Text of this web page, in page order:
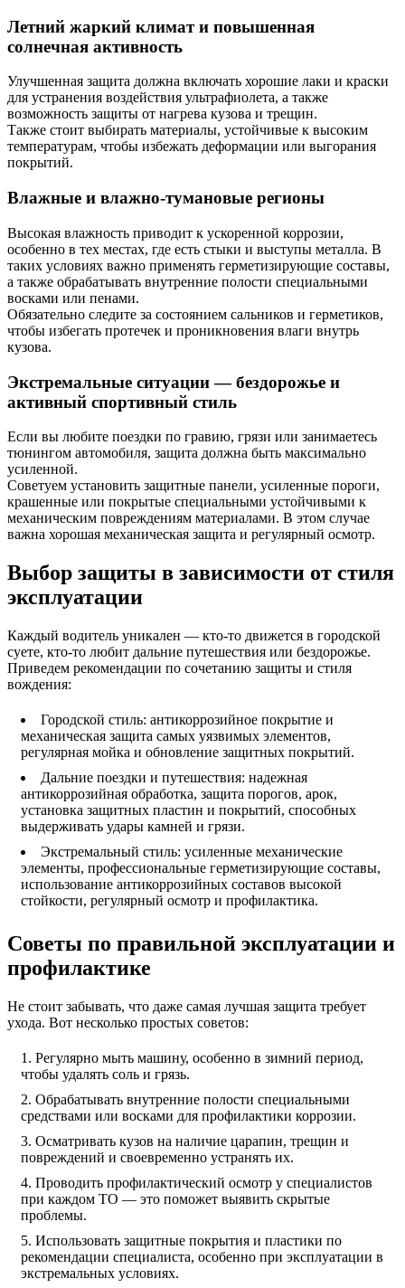
Летний жаркий климат и повышенная
солнечная активность
Улучшенная защита должна включать хорошие лаки и краски
для устранения воздействия ультрафиолета, а также
возможность защиты от нагрева кузова и трещин.
Также стоит выбирать материалы, устойчивые к высоким
температурам, чтобы избежать деформации или выгорания
покрытий.
Влажные и влажно-тумановые регионы
Высокая влажность приводит к ускоренной коррозии,
особенно в тех местах, где есть стыки и выступы металла. В
таких условиях важно применять герметизирующие составы,
а также обрабатывать внутренние полости специальными
восками или пенами.
Обязательно следите за состоянием сальников и герметиков,
чтобы избегать протечек и проникновения влаги внутрь
кузова.
Экстремальные ситуации — бездорожье и
активный спортивный стиль
Если вы любите поездки по гравию, грязи или занимаетесь
тюнингом автомобиля, защита должна быть максимально
усиленной.
Советуем установить защитные панели, усиленные пороги,
крашенные или покрытые специальными устойчивыми к
механическим повреждениям материалами. В этом случае
важна хорошая механическая защита и регулярный осмотр.
Выбор защиты в зависимости от стиля
эксплуатации
Каждый водитель уникален — кто-то движется в городской
суете, кто-то любит дальние путешествия или бездорожье.
Приведем рекомендации по сочетанию защиты и стиля
вождения:
Городской стиль: антикоррозийное покрытие и
механическая защита самых уязвимых элементов,
регулярная мойка и обновление защитных покрытий.
Дальние поездки и путешествия: надежная
антикоррозийная обработка, защита порогов, арок,
установка защитных пластин и покрытий, способных
выдерживать удары камней и грязи.
Экстремальный стиль: усиленные механические
элементы, профессиональные герметизирующие составы,
использование антикоррозийных составов высокой
стойкости, регулярный осмотр и профилактика.
Советы по правильной эксплуатации и
профилактике
Не стоит забывать, что даже самая лучшая защита требует
ухода. Вот несколько простых советов:
Регулярно мыть машину, особенно в зимний период,
чтобы удалять соль и грязь.
Обрабатывать внутренние полости специальными
средствами или восками для профилактики коррозии.
Осматривать кузов на наличие царапин, трещин и
повреждений и своевременно устранять их.
Проводить профилактический осмотр у специалистов
при каждом ТО — это поможет выявить скрытые
проблемы.
Использовать защитные покрытия и пластики по
рекомендации специалиста, особенно при эксплуатации в
экстремальных условиях.